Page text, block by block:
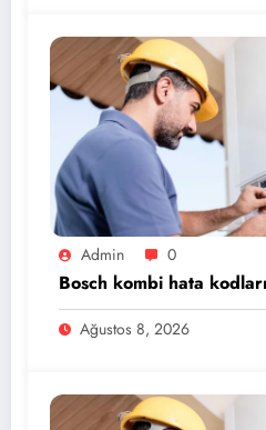
Admin 0
Bosch kombi hata
Ağustos 8, 2026